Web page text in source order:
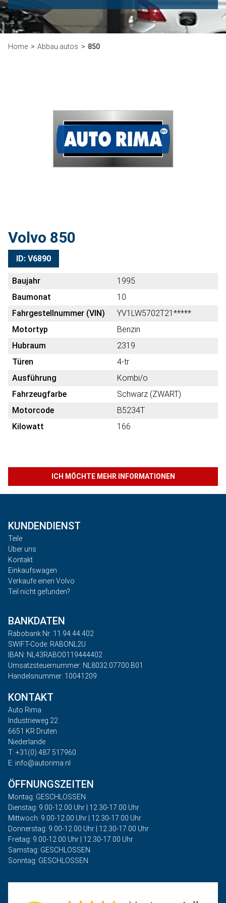
Home Abbau autos 850
Volvo 850
ID: V6890
Baujahr
1995
Baumonat
10
Fahrgestellnummer (VIN)
YV1LW5702T21*****
Motortyp
Benzin
Hubraum
2319
Türen
4-tr
Ausführung
Kombi/o
Fahrzeugfarbe
Schwarz (ZWART)
Motorcode
B5234T
Kilowatt
166
ICH MÖCHTE MEHR INFORMATIONEN
KUNDENDIENST
Teile
Über uns
Kontakt
Einkaufswagen
Verkaufe einen Volvo
Teil nicht gefunden?
BANKDATEN
Rabobank Nr: 11.94.44.402
SWIFT-Code: RABONL2U
IBAN: NL43RABO0119444402
Umsatzsteuernummer: NL8032.07700.B01
Handelsnummer: 10041209
KONTAKT
Auto Rima
Industrieweg 22
6651 KR Druten
Niederlande
T: +31(0) 487 517960
E: info@autorima.nl
ÖFFNUNGSZEITEN
Montag: GESCHLOSSEN
Dienstag: 9.00-12.00 Uhr | 12.30-17.00 Uhr
Mittwoch: 9.00-12.00 Uhr | 12.30-17.00 Uhr
Donnerstag: 9.00-12.00 Uhr | 12.30-17.00 Uhr
Freitag: 9.00-12.00 Uhr | 12.30-17.00 Uhr
Samstag: GESCHLOSSEN
Sonntag: GESCHLOSSEN